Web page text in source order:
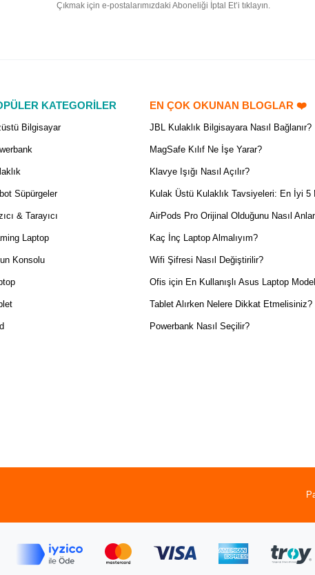
Çıkmak için e-postalarımızdaki Aboneliği İptal Et’i tıklayın.
KATEGORİLER
Bilgisayar
Süpürgeler
& Tarayıcı
Laptop
Konsolu
EN ÇOK OKUNAN BLOGLAR ❤️
JBL Kulaklık Bilgisayara Nasıl Bağlanır?
MagSafe Kılıf Ne İşe Yarar?
Klavye Işığı Nasıl Açılır?
Kulak Üstü Kulaklık Tavsiyeleri: En İyi 5
AirPods Pro Orijinal Olduğunu Nasıl
Kaç İnç Laptop Almalıyım?
Wifi Şifresi Nasıl Değiştirilir?
Ofis için En Kullanışlı Asus Laptop
Tablet Alırken Nelere Dikkat Etmelisiniz?
Powerbank Nasıl Seçilir?